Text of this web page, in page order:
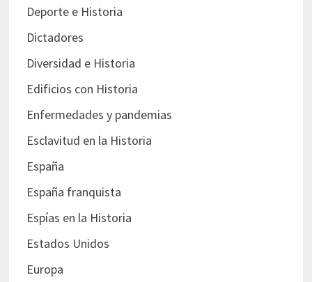
Deporte e Historia
Dictadores
Diversidad e Historia
Edificios con Historia
Enfermedades y pandemias
Esclavitud en la Historia
España
España franquista
Espías en la Historia
Estados Unidos
Europa